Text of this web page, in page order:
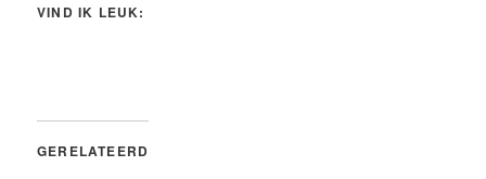
VIND IK LEUK:
GERELATEERD